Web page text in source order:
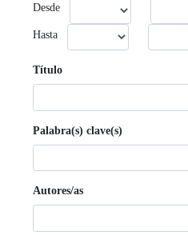
Desde
Hasta
Título
Palabra(s) clave(s)
Autores/as